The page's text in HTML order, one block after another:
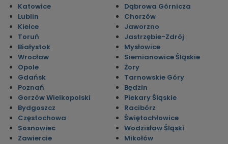
Katowice
Lublin
Kielce
Toruń
Białystok
Wrocław
Opole
Gdańsk
Poznań
Gorzów Wielkopolski
Bydgoszcz
Częstochowa
Sosnowiec
Zawiercie
Dąbrowa Górnicza
Chorzów
Jaworzno
Jastrzębie-Zdrój
Mysłowice
Siemianowice Śląskie
Żory
Tarnowskie Góry
Będzin
Piekary Śląskie
Racibórz
Świętochłowice
Wodzisław Śląski
Mikołów